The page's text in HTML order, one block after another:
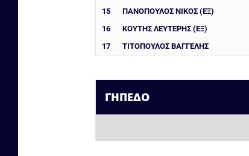
15
ΠΑΝΟΠΟΥΛΟΣ ΝΙΚΟΣ (ΕΞ)
16
ΚΟΥΤΗΣ ΛΕΥΤΕΡΗΣ (ΕΞ)
17
ΤΙΤΌΠΟΥΛΟΣ ΒΑΓΓΈΛΗΣ
ΓΉΠΕΔΟ